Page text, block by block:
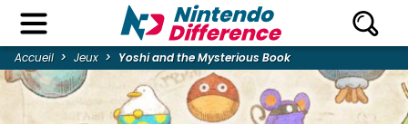
Accueil Jeux Yoshi and the Mysterious Book